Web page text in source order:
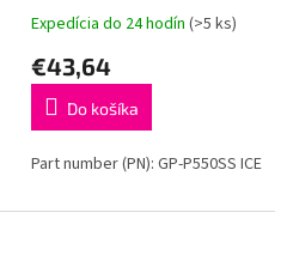
Expedícia do 24 hodín (>5 ks)
€43,64
Do košíka
Part number (PN): GP-P550SS ICE